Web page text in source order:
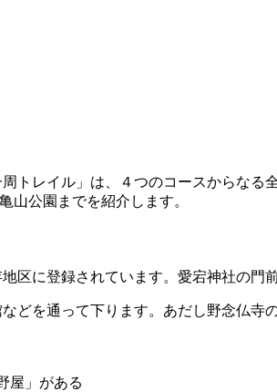
トレイル」は、４つのコースからな
山公園までを紹介します。
区に登録されています。愛宕神社の門
どを通って下ります。あだし野念仏
屋」がある